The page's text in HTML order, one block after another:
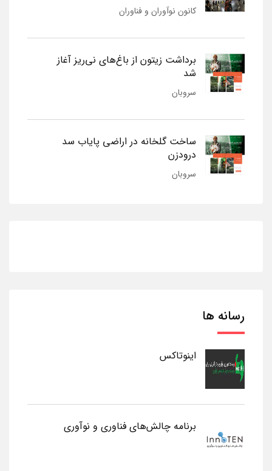
کانون نوآوران و فناوران
برداشت زیتون از باغ‌های نی‌ریز آغاز
شد
سروبان
ساخت گلخانه در اراضی پایاب سد
درودزن
سروبان
رسانه ها
اینوتاکس
برنامه چالش‌های فناوری و نوآوری